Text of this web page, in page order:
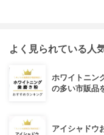
よく見られている人
ホワイトニン
の多い市販品
アイシャドウ